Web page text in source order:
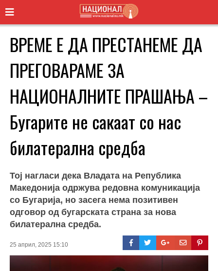
ВРЕМЕ Е ДА ПРЕСТАНЕМЕ ДА
ПРЕГОВАРАМЕ ЗА
НАЦИОНАЛНИТЕ ПРАШАЊА –
Бугарите не сакаат со нас
билатерална средба
Тој нагласи дека Владата на Република
Македонија одржува редовна комуникација
со Бугарија, но засега нема позитивен
одговор од бугарската страна за нова
билатерална средба.
25 април, 2025 15:10